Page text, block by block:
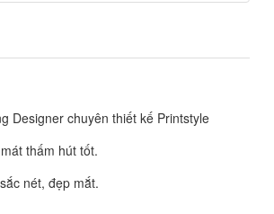
Designer chuyên thiết kế Printstyle
thấm hút tốt.
nét, đẹp mắt.